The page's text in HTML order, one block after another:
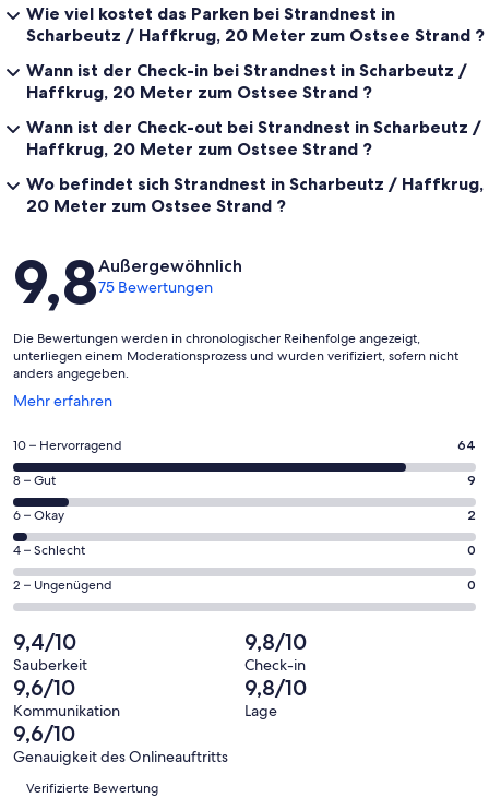
Wie viel kostet das Parken bei Strandnest in
Scharbeutz / Haffkrug, 20 Meter zum Ostsee Strand ?
Wann ist der Check-in bei Strandnest in Scharbeutz /
Haffkrug, 20 Meter zum Ostsee Strand ?
Wann ist der Check-out bei Strandnest in Scharbeutz /
Haffkrug, 20 Meter zum Ostsee Strand ?
Wo befindet sich Strandnest in Scharbeutz / Haffkrug,
20 Meter zum Ostsee Strand ?
Bewertungen
9,8Außergewöhnlich
75 Bewertungen
Die Bewertungen werden in chronologischer Reihenfolge angezeigt,
unterliegen einem Moderationsprozess und wurden verifiziert, sofern nicht
anders angegeben.
Mehr erfahren
Wird
einem
neuen
Fenster
geöffnet
64
von
insgesamt
75
Gästebewertungen
haben
eine
Bewertung
von
10
-
Hervorragend
10 – Hervorragend 64
9
von
insgesamt
75
Gästebewertungen
haben
Bewertung
von
8
-
Gut
8 – Gut 9
2
von
insgesamt
75
Gästebewertungen
haben
eine
Bewertung
von
6
-
Okay
6 – Okay 2
0
von
insgesamt
Gästebewertungen
haben
eine
Bewertung
von
4
4 – Schlecht 0
0
von
insgesamt
75
Gästebewertungen
haben
eine
Bewertung
2 – Ungenügend 0
9,4/10
Sauberkeit
9,8/10
Check-in
9,6/10
Kommunikation
9,8/10
Lage
9,6/10
Genauigkeit des Onlineauftritts
Bewertungen
Verifizierte Bewertung